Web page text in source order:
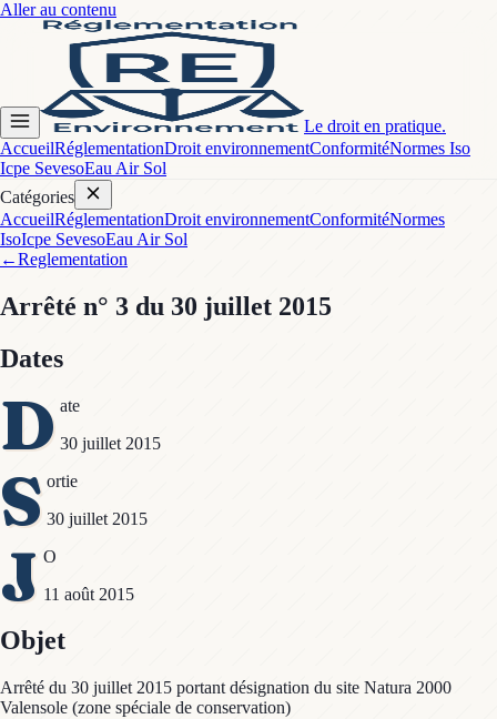
Aller au contenu
Le droit en pratique.
AccueilRéglementationDroit environnementConformitéNormes Iso
Icpe SevesoEau Air Sol
Catégories
AccueilRéglementationDroit environnementConformitéNormes
IsoIcpe SevesoEau Air Sol
←Reglementation
Arrêté n° 3 du 30 juillet 2015
Dates
D ate
30 juillet 2015
S ortie
30 juillet 2015
J O
11 août 2015
Objet
Arrêté du 30 juillet 2015 portant désignation du site Natura 2000
Valensole (zone spéciale de conservation)